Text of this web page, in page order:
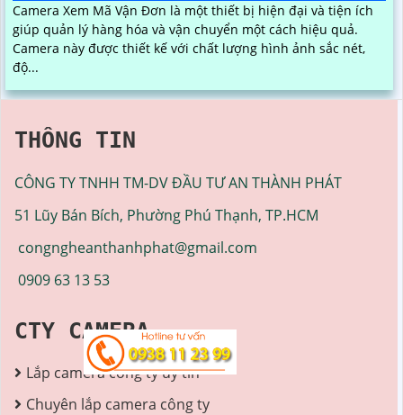
Camera Xem Mã Vận Đơn là một thiết bị hiện đại và tiện ích
giúp quản lý hàng hóa và vận chuyển một cách hiệu quả.
Camera này được thiết kế với chất lượng hình ảnh sắc nét,
độ...
THÔNG TIN
CÔNG TY TNHH TM-DV ĐẦU TƯ AN THÀNH PHÁT
51 Lũy Bán Bích, Phường Phú Thạnh, TP.HCM
congngheanthanhphat@gmail.com
0909 63 13 53
CTY CAMERA
Lắp camera công ty uy tín
Chuyên lắp camera công ty